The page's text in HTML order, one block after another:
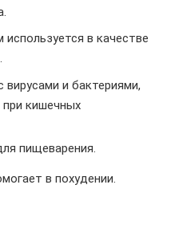
в качестве
и бактериями,
при кишечных
пищеварения.
в похудении.